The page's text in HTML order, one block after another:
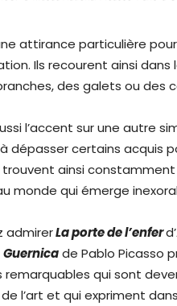
attirance particulière
Ils recourent ainsi
des galets ou des
l’accent sur une autre
dépasser certains acquis
ainsi constamment
monde qui émerge
admirerLa porte de l’enfer
Guernicade Pablo Picasso
remarquables qui sont
l’art et qui expriment